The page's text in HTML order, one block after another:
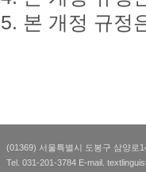
5. 본 개정 규정
(01369) 서울특별시 도봉구 삼양로
Tel. 031-201-3784 E-mail.